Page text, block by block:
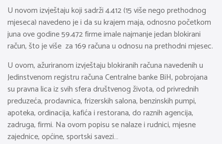
U novom izvještaju koji sadrži 4.412 (15 više nego prethodnog
mjeseca) navedeno je i da su krajem maja, odnosno početkom
juna ove godine 59.472 firme imale najmanje jedan blokirani
račun, što je više za 169 računa u odnosu na prethodni mjesec.
U ovom, ažuriranom izvještaju blokiranih računa navedenih u
Jedinstvenom registru računa Centralne banke BiH, pobrojana
su pravna lica iz svih sfera društvenog života, od privrednih
preduzeća, prodavnica, frizerskih salona, benzinskih pumpi,
apoteka, ordinacija, kafića i restorana, do raznih agencija,
zadruga, firmi. Na ovom popisu se nalaze i rudnici, mjesne
zajednice, općine, sportski savezi…